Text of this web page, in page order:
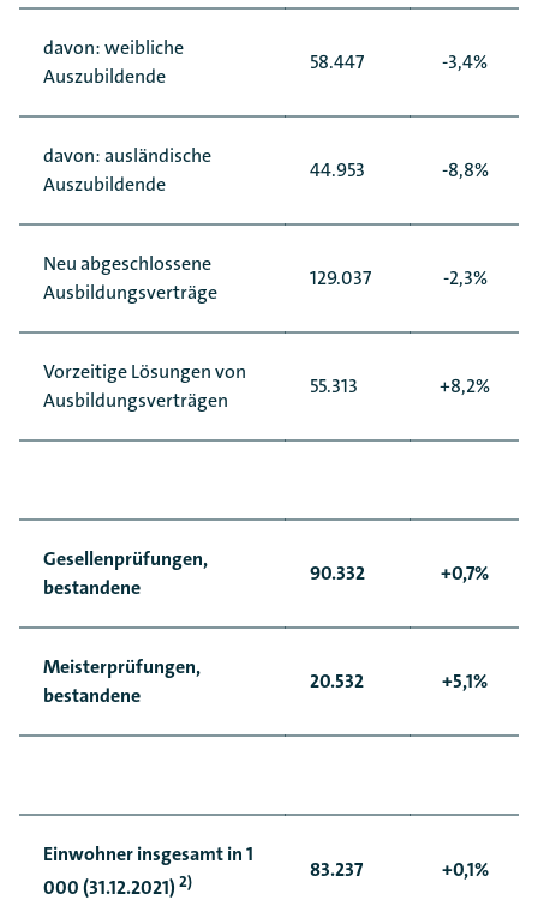
davon: weibliche
Auszubildende
58.447 -3,4%
davon: ausländische
Auszubildende
44.953 -8,8%
Neu abgeschlossene
Ausbildungsverträge
129.037 -2,3%
Vorzeitige Lösungen von
Ausbildungsverträgen
55.313 +8,2%
Gesellenprüfungen,
bestandene
90.332 +0,7%
Meisterprüfungen,
bestandene
20.532 +5,1%
Einwohner insgesamt in 1
000 (31.12.2021) 2) 83.237 +0,1%